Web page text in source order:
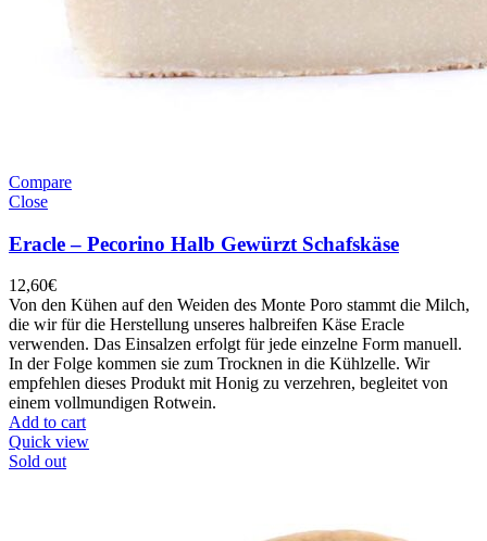
Compare
Close
Eracle – Pecorino Halb Gewürzt Schafskäse
12,60€
Von den Kühen auf den Weiden des Monte Poro stammt die Milch,
die wir für die Herstellung unseres halbreifen Käse Eracle
verwenden. Das Einsalzen erfolgt für jede einzelne Form manuell.
In der Folge kommen sie zum Trocknen in die Kühlzelle. Wir
empfehlen dieses Produkt mit Honig zu verzehren, begleitet von
einem vollmundigen Rotwein.
Add to cart
Quick view
Sold out